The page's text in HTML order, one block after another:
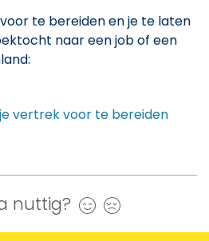
te bereiden en je te laten
naar een job of een
vertrek voor te bereiden
nuttig? Ja